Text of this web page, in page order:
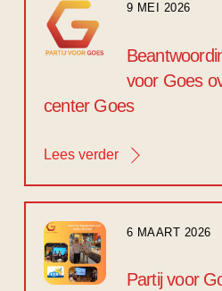
9 MEI 2026
voor Goes
center Goes
Lees verder
6 MAART 2026
Partij voor